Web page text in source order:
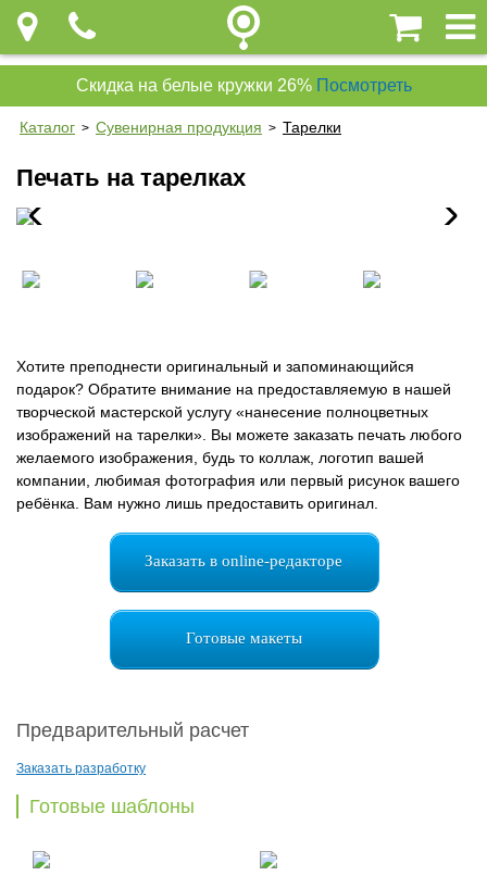
Скидка на белые кружки 26% Посмотреть
Каталог > Сувенирная продукция > Тарелки
Печать на тарелках
Хотите преподнести оригинальный и запоминающийся
подарок? Обратите внимание на предоставляемую в нашей
творческой мастерской услугу «нанесение полноцветных
изображений на тарелки». Вы можете заказать печать любого
желаемого изображения, будь то коллаж, логотип вашей
компании, любимая фотография или первый рисунок вашего
ребёнка. Вам нужно лишь предоставить оригинал.
Заказать в online-редакторе
Готовые макеты
Предварительный расчет
Заказать разработку
Готовые шаблоны